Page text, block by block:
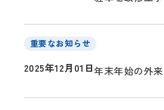
重要なお知らせ
2025年12月01日年末年始の外